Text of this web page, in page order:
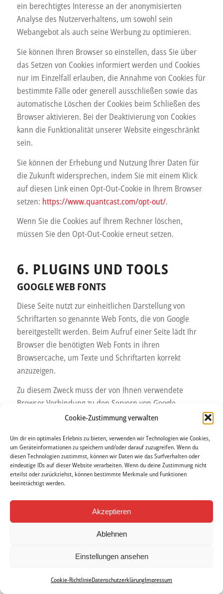
Cookie-Zustimmung verwalten
Um dir ein optimales Erlebnis zu bieten, verwenden wir Technologien wie Cookies,
um Geräteinformationen zu speichern und/oder darauf zuzugreifen. Wenn du
diesen Technologien zustimmst, können wir Daten wie das Surfverhalten oder
eindeutige IDs auf dieser Website verarbeiten. Wenn du deine Zustimmung nicht
erteilst oder zurückziehst, können bestimmte Merkmale und Funktionen
beeinträchtigt werden.
Akzeptieren
Ablehnen
Einstellungen ansehen
Cookie-RichtlinieDatenschutzerklärungImpressum
ein berechtigtes Interesse an der anonymisierten
Analyse des Nutzerverhaltens, um sowohl sein
Webangebot als auch seine Werbung zu optimieren.
Sie können Ihren Browser so einstellen, dass Sie über
das Setzen von Cookies informiert werden und Cookies
nur im Einzelfall erlauben, die Annahme von Cookies für
bestimmte Fälle oder generell ausschließen sowie das
automatische Löschen der Cookies beim Schließen des
Browser aktivieren. Bei der Deaktivierung von Cookies
kann die Funktionalität unserer Website eingeschränkt
sein.
Sie können der Erhebung und Nutzung Ihrer Daten für
die Zukunft widersprechen, indem Sie mit einem Klick
auf diesen Link einen Opt-Out-Cookie in Ihrem Browser
setzen: https://www.quantcast.com/opt-out/.
Wenn Sie die Cookies auf Ihrem Rechner löschen,
müssen Sie den Opt-Out-Cookie erneut setzen.
6. PLUGINS UND TOOLS
GOOGLE WEB FONTS
Diese Seite nutzt zur einheitlichen Darstellung von
Schriftarten so genannte Web Fonts, die von Google
bereitgestellt werden. Beim Aufruf einer Seite lädt Ihr
Browser die benötigten Web Fonts in ihren
Browsercache, um Texte und Schriftarten korrekt
anzuzeigen.
Zu diesem Zweck muss der von Ihnen verwendete
Browser Verbindung zu den Servern von Google
aufnehmen. Hierdurch erlangt Google Kenntnis darüber,
wurde. Die Nutzung von Google Web Fonts erfolgt im
Interesse einer einheitlichen und ansprechenden
Darstellung unserer Online-Angebote. Dies stellt ein
berechtigtes Interesse im Sinne von Art. 6 Abs. 1 lit. f
Wenn Ihr Browser Web Fonts nicht unterstützt, wird
https://developers.google.com/fonts/faq
https://policies.google.com/privacy?hl=de.